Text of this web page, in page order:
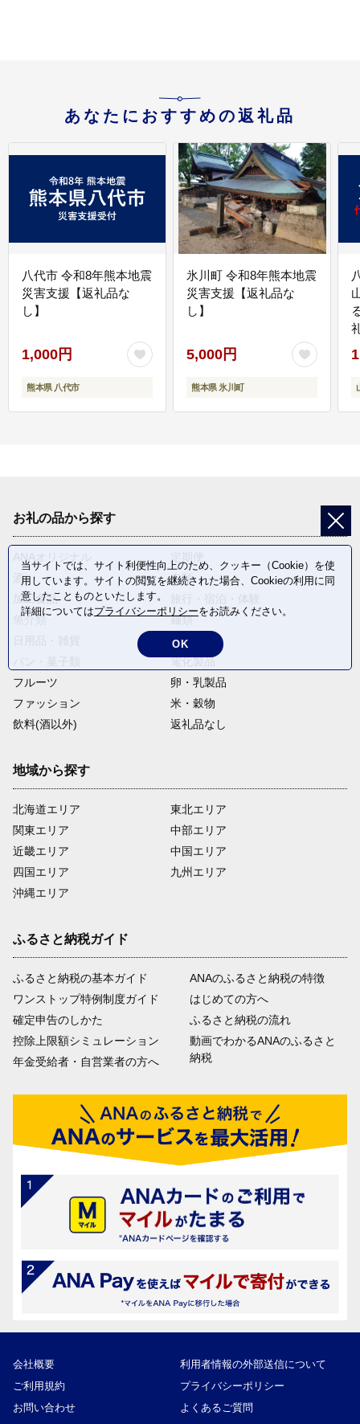
あなたにおすすめの返礼品
八代市 令和8年熊本地震
災害支援【返礼品な
し】
1,000円
熊本県 八代市
氷川町 令和8年熊本地震
災害支援【返礼品な
し】
5,000円
熊本県 氷川町
お礼の品から探す
ANAオリジナル
定期便
酒
肉類
加工食品
魚介類
麺類
野菜
電化製品
フルーツ
卵・乳製品
ファッション
米・穀物
飲料(酒以外)
返礼品なし
地域から探す
北海道エリア
関東エリア
近畿エリア
四国エリア
沖縄エリア
東北エリア
中部エリア
中国エリア
九州エリア
ふるさと納税ガイド
ふるさと納税の基本ガイド
ワンストップ特例制度ガイド
確定申告のしかた
控除上限額シミュレーション
年金受給者・自営業者の方へ
ANAのふるさと納税の特徴
はじめての方へ
ふるさと納税の流れ
動画でわかるANAのふるさと
納税
会社概要
利用者情報の外部送信について
ご利用規約
プライバシーポリシー
お問い合わせ
よくあるご質問
当サイトでは、サイト利便性向上のため、クッキー（Cookie）を使
用しています。サイトの閲覧を継続された場合、Cookieの利用に同
意したことものといたします。
詳細についてはプライバシーポリシーをお読みください。
OK